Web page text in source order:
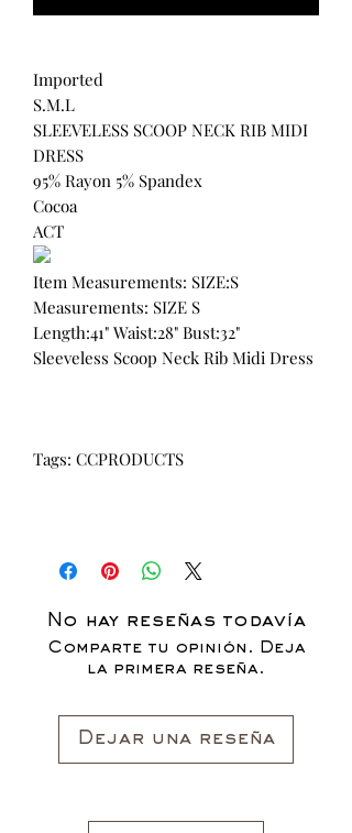
Imported
S.M.L
SLEEVELESS SCOOP NECK RIB MIDI
DRESS
95% Rayon 5% Spandex
Cocoa
ACT
Item Measurements: SIZE:S
Measurements: SIZE S
Length:41" Waist:28" Bust:32"
Sleeveless Scoop Neck Rib Midi Dress
Tags: CCPRODUCTS
No hay reseñas todavía
Comparte tu opinión. Deja
la primera reseña.
Dejar una reseña